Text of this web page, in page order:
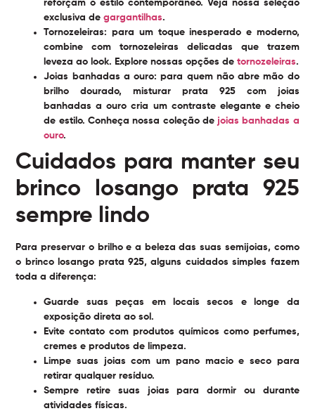
reforçam o estilo contemporâneo. Veja nossa seleção
exclusiva degargantilhas.
Tornozeleiras: para um toque inesperado e moderno,
combine com tornozeleiras delicadas que trazem
leveza ao look. Explore nossas opções detornozeleiras.
Joias banhadas a ouro: para quem não abre mão do
brilho dourado, misturar prata 925 com joias
banhadas a ouro cria um contraste elegante e cheio
de estilo. Conheça nossa coleção de joias banhadas a
ouro.
Cuidados para manter seu
brinco losango prata 925
sempre lindo
Para preservar o brilho e a beleza das suas semijoias, como
o brinco losango prata 925, alguns cuidados simples fazem
toda a diferença:
Guarde suas peças em locais secos e longe da
exposição direta ao sol.
Evite contato com produtos químicos como perfumes,
cremes e produtos de limpeza.
Limpe suas joias com um pano macio e seco para
retirar qualquer resíduo.
Sempre retire suas joias para dormir ou durante
atividades físicas.